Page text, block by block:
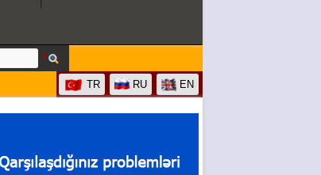
TR RU EN